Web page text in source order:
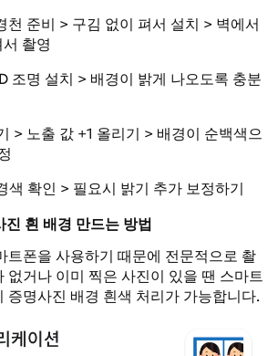
천 준비 > 구김 없이 펴서 설치 > 벽에서
촬영
조명 설치 > 배경이 밝게 나오도록 충분
> 노출 값 +1 올리기 > 배경이 순백색으
색 확인 > 필요시 밝기 추가 보정하기
흰 배경 만드는 방법
트폰을 사용하기 때문에 전문적으로 촬
없거나 이미 찍은 사진이 있을 땐 스마트
증명사진 배경 흰색 처리가 가능합니다.